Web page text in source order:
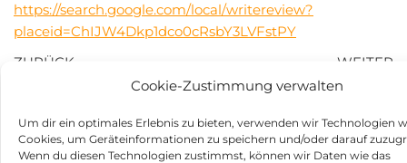
Cookie-Zustimmung verwalten
Um dir ein optimales Erlebnis zu bieten, verwenden wir Technologien
Cookies, um Geräteinformationen zu speichern und/oder darauf
Wenn du diesen Technologien zustimmst, können wir Daten wie das
https://search.google.com/local/writereview?
placeid=ChIJW4Dkp1dco0cRsbY3LVFstPY
Beitragsnavigation
Vorheriger
ZURÜCK
VulkanTherme &
Herbstein
WEITER
Ferienwohnungen &
Steffelin in 88677 Markdorf